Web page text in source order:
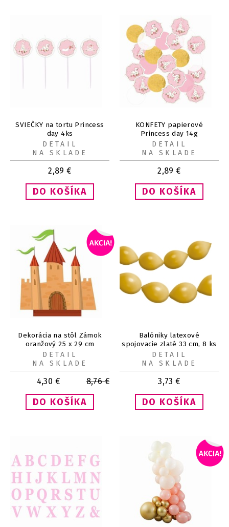
SVIEČKY na tortu Princess
day 4ks
2,89 €
DETAIL
NA SKLADE
KONFETY papierové
Princess day 14g
2,89 €
DETAIL
NA SKLADE
Dekorácia na stôl Zámok
oranžový 25 x 29 cm
4,30 € 8,76€
DETAIL
NA SKLADE
Balóniky latexové
spojovacie zlaté 33 cm, 8 ks
3,73 €
DETAIL
NA SKLADE